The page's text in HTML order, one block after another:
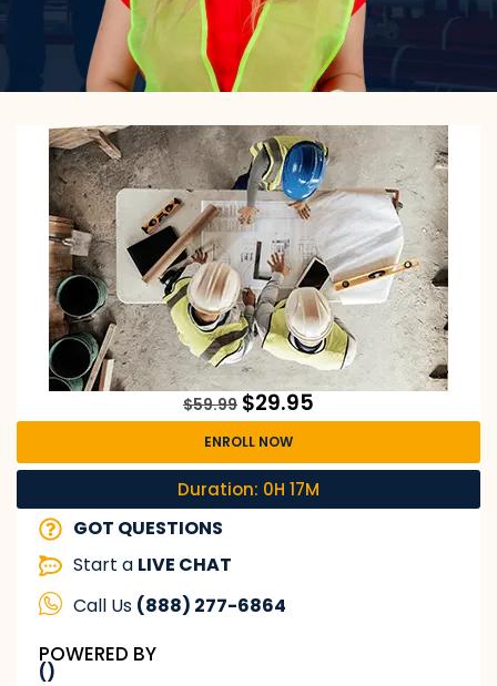
$59.99 $29.95
ENROLL NOW
Duration: 0H 17M
GOT QUESTIONS
Start a LIVE CHAT
Call Us (888) 277-6864
POWERED BY
()